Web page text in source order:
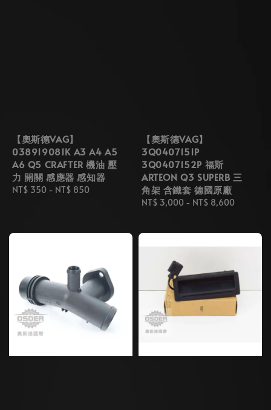
【奧斯德VAG】
038919081K A3 A4 A5
A6 Q5 CRAFTER 機油 壓
力 開關 感應器 感知器
Regular
NT$ 350 - NT$ 850
【奧斯德VAG】
3Q0407151P
3Q0407152P 福斯
ARTEON Q3 SUPERB 三
角架 含鐵套 德國原廠
Regular
NT$ 3,000 - NT$ 8,600